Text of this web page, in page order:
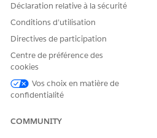
Dites-nous ce que nous
Déclaration relative à la sécurité
Conditions d’utilisation
Directives de participation
Centre de préférence des
cookies
Vos choix en matière de
confidentialité
COMMUNITY